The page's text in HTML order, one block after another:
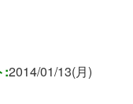
:2014/01/13(月)